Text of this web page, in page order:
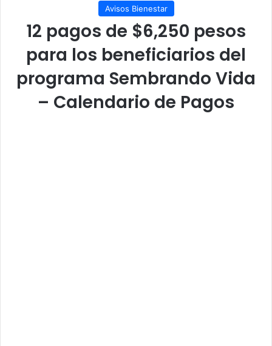
Avisos Bienestar
12 pagos de $6,250 pesos
para los beneficiarios del
programa Sembrando Vida
– Calendario de Pagos